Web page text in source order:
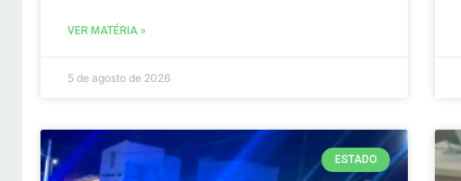
VER MATÉRIA »
5 de agosto de 2026
ESTADO